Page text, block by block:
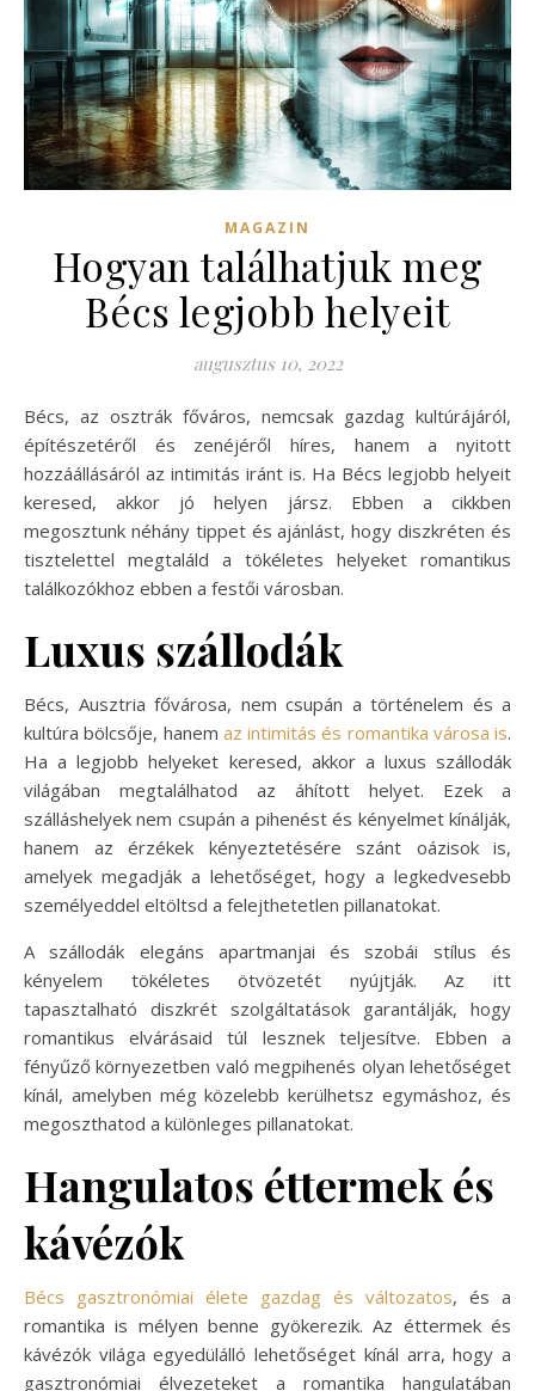
MAGAZIN
Hogyan találhatjuk meg
Bécs legjobb helyeit
augusztus 10, 2022
Bécs, az osztrák főváros, nemcsak gazdag kultúrájáról,
építészetéről és zenéjéről híres, hanem a nyitott
hozzáállásáról az intimitás iránt is. Ha Bécs legjobb helyeit
keresed, akkor jó helyen jársz. Ebben a cikkben
megosztunk néhány tippet és ajánlást, hogy diszkréten és
tisztelettel megtaláld a tökéletes helyeket romantikus
találkozókhoz ebben a festői városban.
Luxus szállodák
Bécs, Ausztria fővárosa, nem csupán a történelem és a
kultúra bölcsője, hanem az intimitás és romantika városa is.
Ha a legjobb helyeket keresed, akkor a luxus szállodák
világában megtalálhatod az áhított helyet. Ezek a
szálláshelyek nem csupán a pihenést és kényelmet kínálják,
hanem az érzékek kényeztetésére szánt oázisok is,
amelyek megadják a lehetőséget, hogy a legkedvesebb
személyeddel eltöltsd a felejthetetlen pillanatokat.
A szállodák elegáns apartmanjai és szobái stílus és
kényelem tökéletes ötvözetét nyújtják. Az itt
tapasztalható diszkrét szolgáltatások garantálják, hogy
romantikus elvárásaid túl lesznek teljesítve. Ebben a
fényűző környezetben való megpihenés olyan lehetőséget
kínál, amelyben még közelebb kerülhetsz egymáshoz, és
megoszthatod a különleges pillanatokat.
Hangulatos éttermek és
kávézók
Bécs gasztronómiai élete gazdag és változatos, és a
romantika is mélyen benne gyökerezik. Az éttermek és
kávézók világa egyedülálló lehetőséget kínál arra, hogy a
gasztronómiai élvezeteket a romantika hangulatában